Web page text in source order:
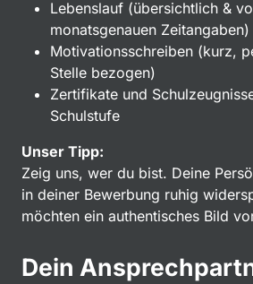
Lebenslauf (übersichtlich &
monatsgenauen Zeitangaben)
Motivationsschreiben (kurz,
Stelle bezogen)
Zertifikate und
Schulstufe
Unser Tipp:
Zeig uns, wer du bist. Deine
in deiner Bewerbung ruhig
möchten ein authentisches Bild
Dein